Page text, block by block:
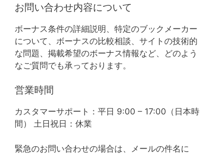
お問い合わせ内容について
ボーナス条件の詳細説明、特定のブックメーカー
について、ボーナスの比較相談、サイトの技術的
な問題、掲載希望のボーナス情報など、どのよう
なご質問でも承っております。
営業時間
カスタマーサポート：平日 9:00 – 17:00（日本時
間） 土日祝日：休業
緊急のお問い合わせの場合は、メールの件名に